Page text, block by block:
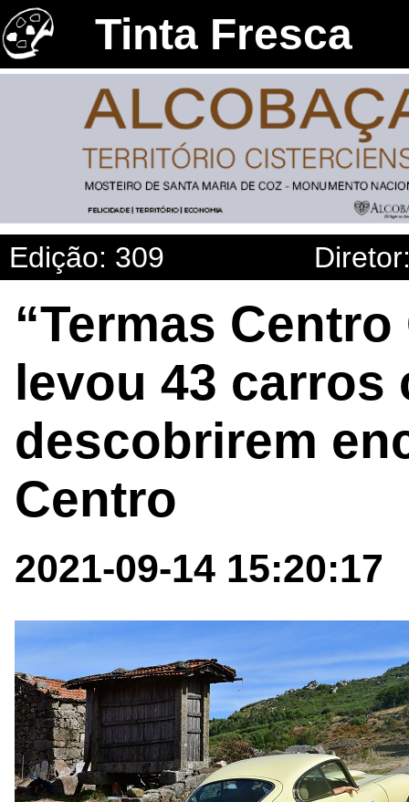
Tinta Fresca
Edição: 309
“Termas
levou 43 carros
descobrirem
Centro
2021-09-14 15:20:17